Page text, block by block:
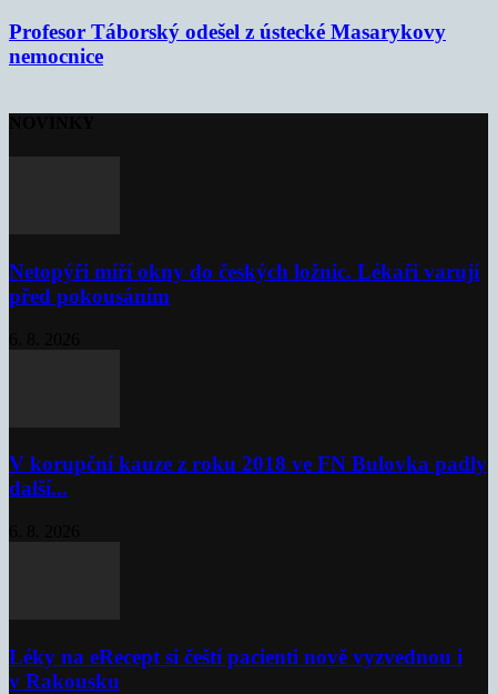
Profesor Táborský odešel z ústecké Masarykovy
nemocnice
Netopýři míří okny do českých ložnic. Lékaři varují
před pokousáním
V korupční kauze z roku 2018 ve FN Bulovka padly
další...
Léky na eRecept si čeští pacienti nově vyzvednou i
v Rakousku